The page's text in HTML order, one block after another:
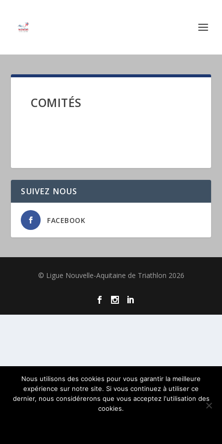
COMITÉS
SUIVEZ NOUS
FACEBOOK
© Ligue Nouvelle-Aquitaine de Triathlon 2026
Nous utilisons des cookies pour vous garantir la meilleure
expérience sur notre site. Si vous continuez à utiliser ce
dernier, nous considérerons que vous acceptez l'utilisation des
cookies.